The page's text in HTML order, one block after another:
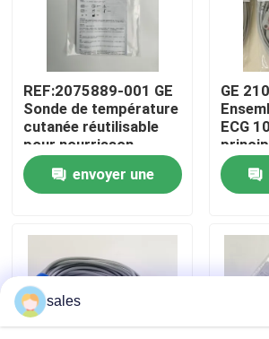
Visite de l'usine
Contrôle de la qualité
Nous contacter
Pièces de moniteur de patient
Module de moniteur patient
REF:2075889-001 GE
Sonde de température
cutanée réutilisable
pour nourrisson
envoyer une
GE
ECG
sales